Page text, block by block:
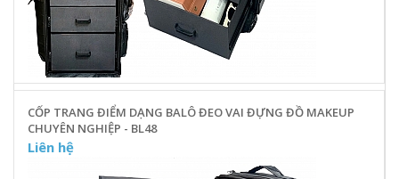
CỐP TRANG ĐIỂM DẠNG BALÔ ĐEO VAI ĐỰNG ĐỒ MAKEUP
CHUYÊN NGHIỆP - BL48
Liên hệ